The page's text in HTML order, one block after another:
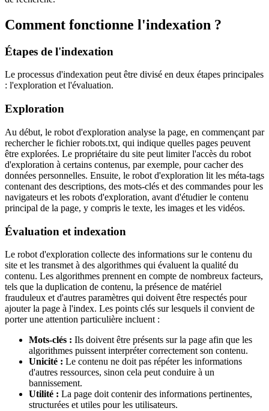
Comment fonctionne l'indexation ?
Étapes de l'indexation
Le processus d'indexation peut être divisé en deux étapes principales
: l'exploration et l'évaluation.
Exploration
Au début, le robot d'exploration analyse la page, en commençant par
rechercher le fichier robots.txt, qui indique quelles pages peuvent
être explorées. Le propriétaire du site peut limiter l'accès du robot
d'exploration à certains contenus, par exemple, pour cacher des
données personnelles. Ensuite, le robot d'exploration lit les méta-tags
contenant des descriptions, des mots-clés et des commandes pour les
navigateurs et les robots d'exploration, avant d'étudier le contenu
principal de la page, y compris le texte, les images et les vidéos.
Évaluation et indexation
Le robot d'exploration collecte des informations sur le contenu du
site et les transmet à des algorithmes qui évaluent la qualité du
contenu. Les algorithmes prennent en compte de nombreux facteurs,
tels que la duplication de contenu, la présence de matériel
frauduleux et d'autres paramètres qui doivent être respectés pour
ajouter la page à l'index. Les points clés sur lesquels il convient de
porter une attention particulière incluent :
Mots-clés : Ils doivent être présents sur la page afin que les
algorithmes puissent interpréter correctement son contenu.
Unicité : Le contenu ne doit pas répéter les informations
d'autres ressources, sinon cela peut conduire à un
bannissement.
Utilité : La page doit contenir des informations pertinentes,
structurées et utiles pour les utilisateurs.